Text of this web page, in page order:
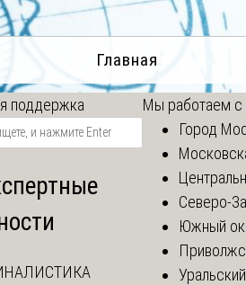
Главная
поддержка
Мы работаем с
Город
Северо-
Южный